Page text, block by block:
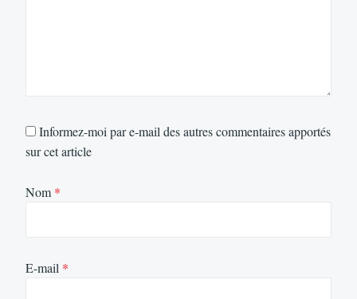
Informez-moi par e-mail des autres commentaires apportés
sur cet article
Nom *
E-mail *